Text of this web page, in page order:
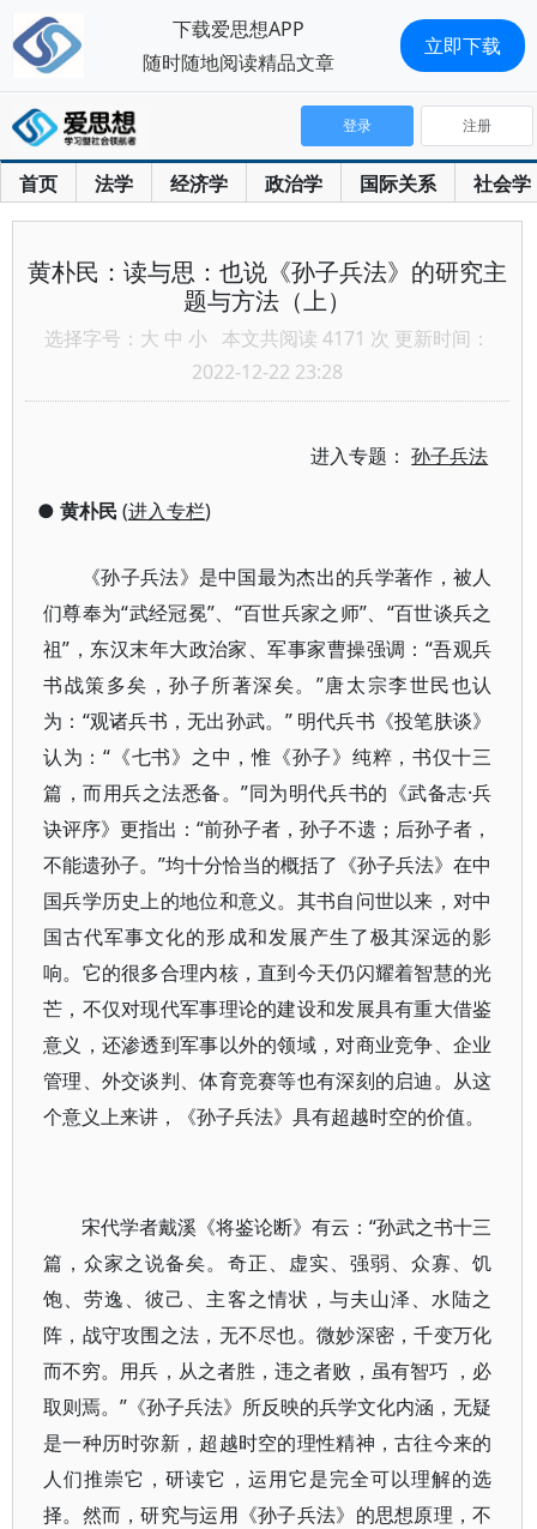
首页 法学 经济学 政治学 国际关系 社会学
登录 注册
黄朴民：读与思：也说《孙子兵法》的研究主
题与方法（上）
选择字号： 大 中 小 本文共阅读 4171 次 更新时间：
2022-12-22 23:28
进入专题：孙子兵法
● 黄朴民(进入专栏)
《孙子兵法》是中国最为杰出的兵学著作，被人
们尊奉为“武经冠冕”、“百世兵家之师”、“百世谈兵之
祖”，东汉末年大政治家、军事家曹操强调：“吾观兵
书战策多矣，孙子所著深矣。”唐太宗李世民也认
为：“观诸兵书，无出孙武。” 明代兵书《投笔肤谈》
认为：“《七书》之中，惟《孙子》纯粹，书仅十三
篇，而用兵之法悉备。”同为明代兵书的《武备志·兵
诀评序》更指出：“前孙子者，孙子不遗；后孙子者，
不能遗孙子。”均十分恰当的概括了《孙子兵法》在中
国兵学历史上的地位和意义。其书自问世以来，对中
国古代军事文化的形成和发展产生了极其深远的影
响。它的很多合理内核，直到今天仍闪耀着智慧的光
芒，不仅对现代军事理论的建设和发展具有重大借鉴
意义，还渗透到军事以外的领域，对商业竞争、企业
管理、外交谈判、体育竞赛等也有深刻的启迪。从这
个意义上来讲，《孙子兵法》具有超越时空的价值。
宋代学者戴溪《将鉴论断》有云：“孙武之书十三
篇，众家之说备矣。奇正、虚实、强弱、众寡、饥
饱、劳逸、彼己、主客之情状，与夫山泽、水陆之
阵，战守攻围之法，无不尽也。微妙深密，千变万化
而不穷。用兵，从之者胜，违之者败，虽有智巧 ，必
取则焉。”《孙子兵法》所反映的兵学文化内涵，无疑
是一种历时弥新，超越时空的理性精神，古往今来的
人们推崇它，研读它，运用它是完全可以理解的选
择。然而，研究与运用《孙子兵法》的思想原理，不
下载爱思想APP
随时随地阅读精品文章
立即下载